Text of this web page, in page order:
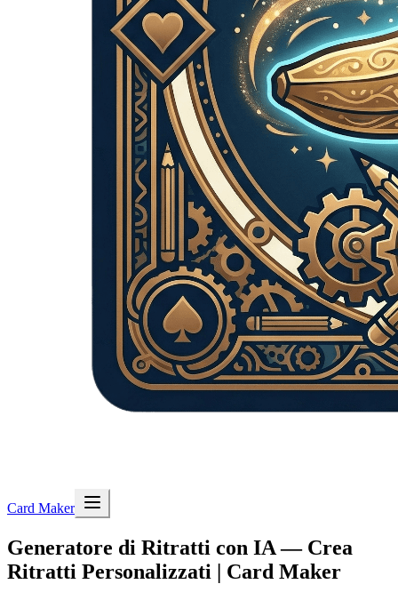
Card Maker
Generatore di Ritratti con IA — Crea
Ritratti Personalizzati | Card Maker